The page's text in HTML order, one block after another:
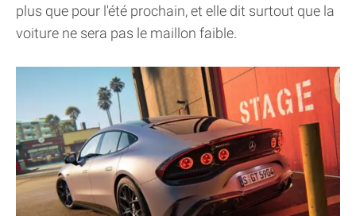
plus que pour l'été prochain, et elle dit surtout que la
voiture ne sera pas le maillon faible.